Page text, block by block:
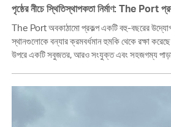
পৃষ্ঠের নীচে স্থিতিস্থাপকতা নির্মাণ: The Port
The Port অবকাঠামো প্রকল্প একটি বহু-বছরের উদ্যোগ
স্থানগুলোকে বন্যার ক্রমবর্ধমান হুমকি থেকে রক্ষা
উপরে একটি সবুজতর, আরও সংযুক্ত এবং সহজগম্য পাড়া